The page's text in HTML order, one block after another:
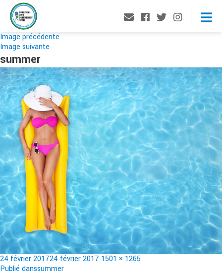
Image précédente
Image suivante
summer
Publié
le
24 février 201724 février 2017 Taille
1501 × 1265